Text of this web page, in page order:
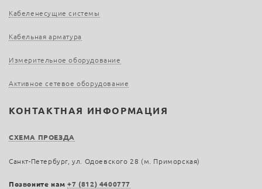
Кабеленесущие системы
Кабельная арматура
Измерительное оборудование
Активное сетевое оборудование
КОНТАКТНАЯ ИНФОРМАЦИЯ
СХЕМА ПРОЕЗДА
Санкт-Петербург, ул. Одоевского 28 (м. Приморская)
Позвоните нам+7 (812) 4400777